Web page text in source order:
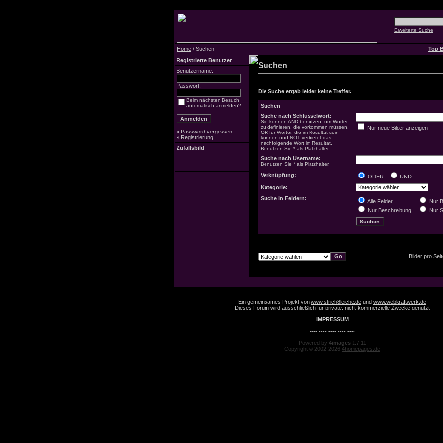
Erweiterte Suche
Home / Suchen
Top
Registrierte Benutzer
Benutzername:
Passwort:
Beim nächsten Besuch
automatisch anmelden?
» Password vergessen
» Registrierung
Zufallsbild
Suchen
Die Suche ergab leider keine Treffer.
Suchen
Suche nach Schlüsselwort:
Sie können AND benutzen, um Wörter
zu definieren, die vorkommen müssen,
OR für Wörter, die im Resultat sein
können und NOT verbietet das
nachfolgende Wort im Resultat.
Benutzen Sie * als Platzhalter.
Nur neue Bilder anzeigen
Suche nach Username:
Benutzen Sie * als Platzhalter.
Verknüpfung: ODER
UND
Kategorie:
Suche in Feldern:
Alle Felder
Nur
Nur Beschreibung
Nur
Bilder pro
Ein gemeinsames Projekt von www.strich8leiche.de und www.webkraftwerk.de
Dieses Forum wird ausschließlich für private, nicht-kommerzielle Zwecke genutzt
IMPRESSUM
---- ---- ---- ---- ----
Powered by 4images1.7.11
Copyright © 2002-2026 4homepages.de